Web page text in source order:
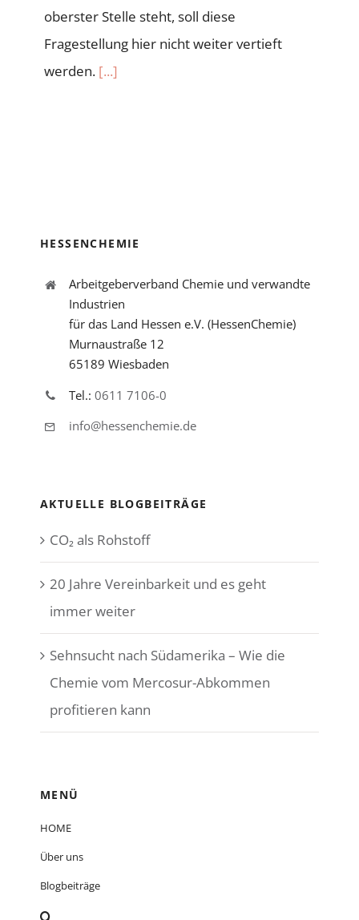
oberster Stelle steht, soll diese
Fragestellung hier nicht weiter vertieft
werden. [...]
HESSENCHEMIE
Arbeitgeberverband Chemie und verwandte
Industrien
für das Land Hessen e.V. (HessenChemie)
Murnaustraße 12
65189 Wiesbaden
Tel.: 0611 7106-0
info@hessenchemie.de
AKTUELLE BLOGBEITRÄGE
CO₂ als Rohstoff
20 Jahre Vereinbarkeit und es geht
immer weiter
Sehnsucht nach Südamerika – Wie die
Chemie vom Mercosur-Abkommen
profitieren kann
MENÜ
HOME
Über uns
Blogbeiträge